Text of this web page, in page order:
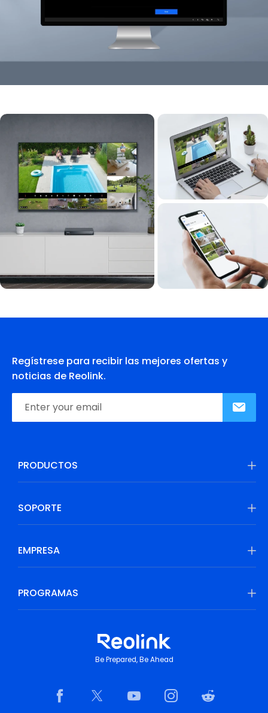
Regístrese para recibir las mejores ofertas y
noticias de Reolink.
PRODUCTOS
SOPORTE
EMPRESA
PROGRAMAS
Be Prepared, Be Ahead